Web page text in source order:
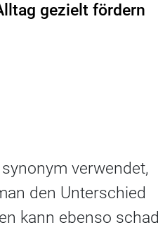
gezielt fördern
verwendet,
den Unterschied
kann ebenso